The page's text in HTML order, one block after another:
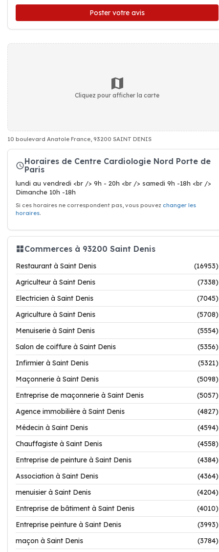
Poster votre avis
Cliquez pour afficher la carte
10 boulevard Anatole France, 93200 SAINT DENIS
Horaires de Centre Cardiologie Nord Porte de
Paris
lundi au vendredi <br /> 9h - 20h <br /> samedi 9h -18h <br />
Dimanche 10h -18h
Si ces horaires ne correspondent pas, vous pouvez changer les
horaires.
Commerces à 93200 Saint Denis
Restaurant à Saint Denis
(16953)
Agriculteur à Saint Denis
(7338)
Electricien à Saint Denis
(7045)
Agriculture à Saint Denis
(5708)
Menuiserie à Saint Denis
(5554)
Salon de coiffure à Saint Denis
(5356)
Infirmier à Saint Denis
(5321)
Maçonnerie à Saint Denis
(5098)
Entreprise de maçonnerie à Saint Denis
(5057)
Agence immobilière à Saint Denis
(4827)
Médecin à Saint Denis
(4594)
Chauffagiste à Saint Denis
(4558)
Entreprise de peinture à Saint Denis
(4384)
Association à Saint Denis
(4364)
menuisier à Saint Denis
(4204)
Entreprise de bâtiment à Saint Denis
(4010)
Entreprise peinture à Saint Denis
(3993)
maçon à Saint Denis
(3784)